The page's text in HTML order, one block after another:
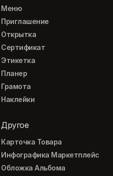
Меню
Приглашение
Открытка
Сертификат
Этикетка
Планер
Грамота
Наклейки
Другое
Карточка Товара
Инфографика Маркетплейс
Обложка Альбома